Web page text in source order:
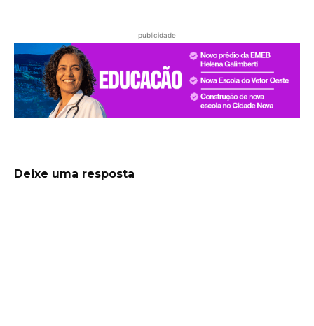
publicidade
Deixe uma resposta